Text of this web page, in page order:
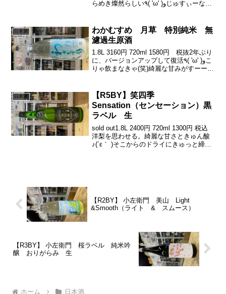
らめき燦然らしい٩( 'ω' )وじゅすぃーな甘
´▽｀)煌めき度ぉ星 ...
日本酒
わかむすめ 月草 特別純米 無
濾過生原酒
1.8L 3160円 720ml 1580円 税抜2年ぶり
に、バージョンアップして復活٩( 'ω' )وこ
りゃ飲まなきゃ(笑)綺麗な甘みがすーーー
∀・)ｲｲﾈ...
日本酒
【R5BY】笑四季
Sensation（センセーション）黒
ラベル 生
sold out1.8L 2400円 720ml 1300円 税込
洋梨を思わせる。綺麗な甘さときゅん酸
♪(´ε｀ )そこからのドライにきゅっと締め
【R2BY】 小左衛門 美山 Light
&Smooth（ライト & スムース）
【R3BY】 小左衛門 桜ラベル 純米吟
醸 おりがらみ 生
ホーム 日本酒